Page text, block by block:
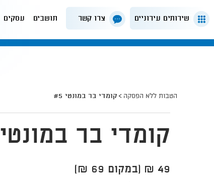
שירותים עירוניים צרו קשר תושבים עסקים
הטבות ללא הפסקה קומדי בר במונטי #5
קומדי בר במונטי #5
49 ₪ (במקום 69 ₪)